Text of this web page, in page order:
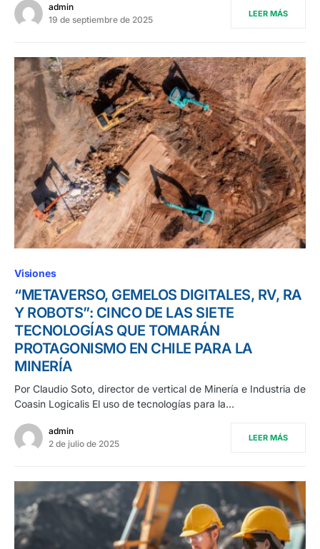
admin
19 de septiembre de 2025
LEER MÁS
Visiones
“METAVERSO, GEMELOS DIGITALES, RV, RA
Y ROBOTS”: CINCO DE LAS SIETE
TECNOLOGÍAS QUE TOMARÁN
PROTAGONISMO EN CHILE PARA LA
MINERÍA
Por Claudio Soto, director de vertical de Minería e Industria de
Coasin Logicalis El uso de tecnologías para la…
admin
2 de julio de 2025
LEER MÁS